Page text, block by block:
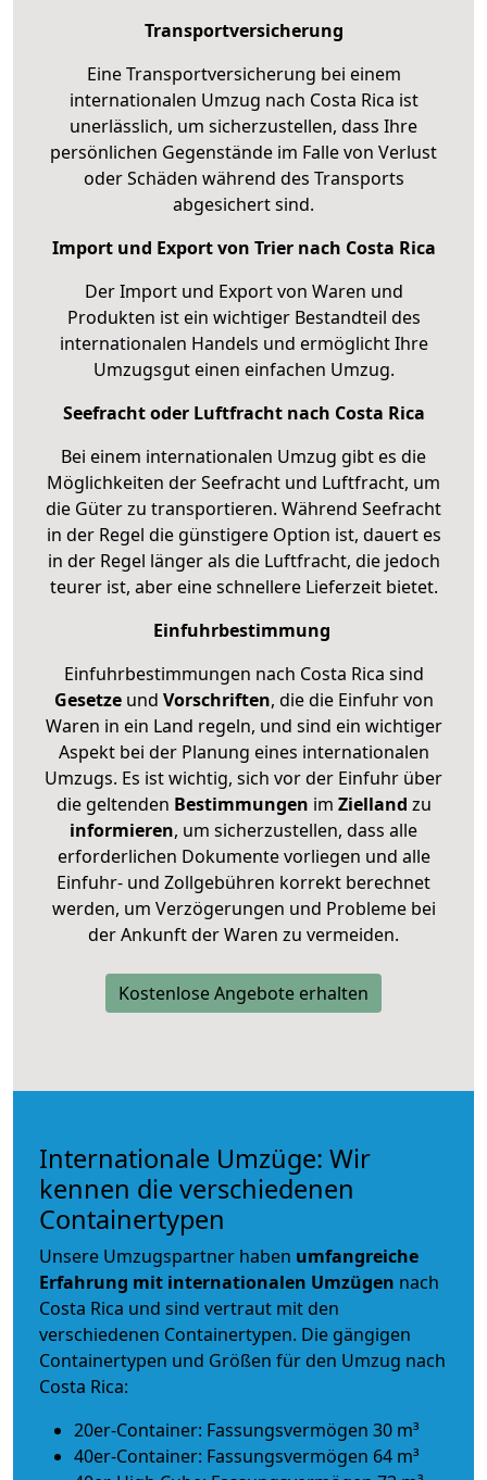
Transportversicherung
Eine Transportversicherung bei einem
internationalen Umzug nach Costa Rica ist
unerlässlich, um sicherzustellen, dass Ihre
persönlichen Gegenstände im Falle von Verlust
oder Schäden während des Transports
abgesichert sind.
Import und Export von Trier nach Costa Rica
Der Import und Export von Waren und
Produkten ist ein wichtiger Bestandteil des
internationalen Handels und ermöglicht Ihre
Umzugsgut einen einfachen Umzug.
Seefracht oder Luftfracht nach Costa Rica
Bei einem internationalen Umzug gibt es die
Möglichkeiten der Seefracht und Luftfracht, um
die Güter zu transportieren. Während Seefracht
in der Regel die günstigere Option ist, dauert es
in der Regel länger als die Luftfracht, die jedoch
teurer ist, aber eine schnellere Lieferzeit bietet.
Einfuhrbestimmung
Einfuhrbestimmungen nach Costa Rica sind
Gesetzeund Vorschriften, die die Einfuhr von
Waren in ein Land regeln, und sind ein wichtiger
Aspekt bei der Planung eines internationalen
Umzugs. Es ist wichtig, sich vor der Einfuhr über
die geltenden Bestimmungen im Zielland zu
informieren, um sicherzustellen, dass alle
erforderlichen Dokumente vorliegen und alle
Einfuhr- und Zollgebühren korrekt berechnet
werden, um Verzögerungen und Probleme bei
der Ankunft der Waren zu vermeiden.
Kostenlose Angebote erhalten
Internationale Umzüge: Wir
kennen die verschiedenen
Containertypen
Unsere Umzugspartner haben umfangreiche
Erfahrung mit internationalen Umzügen nach
Costa Rica und sind vertraut mit den
verschiedenen Containertypen. Die gängigen
Containertypen und Größen für den Umzug nach
Costa Rica:
20er-Container: Fassungsvermögen 30 m³
40er-Container: Fassungsvermögen 64 m³